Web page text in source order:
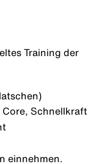
Training der
Core, Schnellkraft
einnehmen.